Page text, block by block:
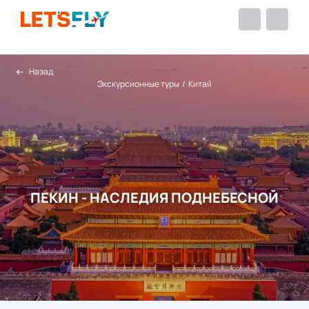
Назад
Экскурсионные туры / Китай
ПЕКИН - НАСЛЕДИЯ ПОДНЕБЕСНОЙ